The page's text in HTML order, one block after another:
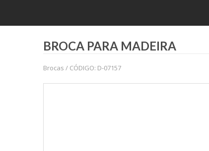
BROCA PARA MADEIRA
Brocas / CÓDIGO: D-07157